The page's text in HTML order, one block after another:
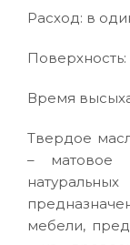
Расход: в
Время
Твердое
– матовое
мебели,